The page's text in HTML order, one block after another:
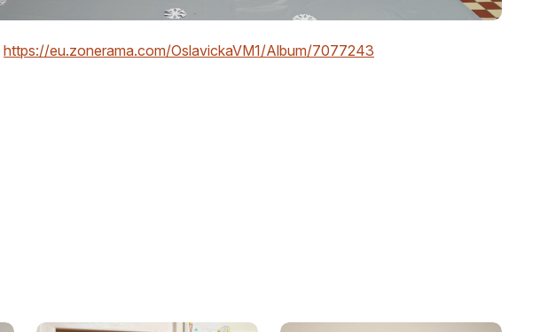
https://eu.zonerama.com/OslavickaVM1/Album/7077243